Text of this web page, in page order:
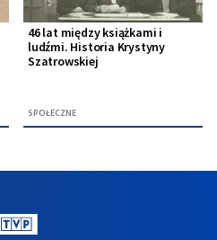
46 lat między książkami i
ludźmi. Historia Krystyny
Szatrowskiej
SPOŁECZNE